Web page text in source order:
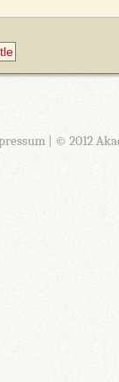
| © 2012